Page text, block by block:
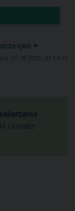
Umsatz-